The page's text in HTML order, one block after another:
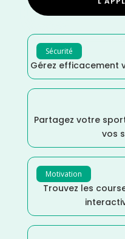
Sécurité
Gérez efficacement
Partagez votre
vos
Motivation
Trouvez les